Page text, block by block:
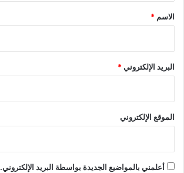
*
الاسم *
البريد الإلكتروني*
الموقع الإلكتروني
أعلمني بالمواضيع الجديدة بواسطة البريد الإلكتروني.